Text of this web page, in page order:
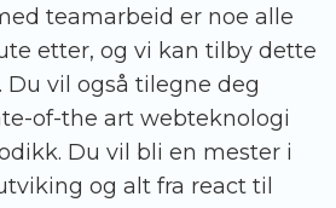
teamarbeid er noe alle
etter, og vi kan tilby dette
Du vil også tilegne deg
of-the art webteknologi
Du vil bli en mester i
og alt fra react til